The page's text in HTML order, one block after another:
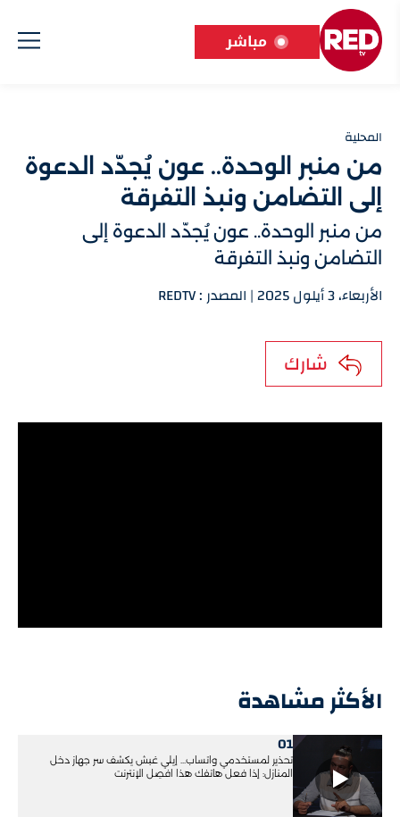
مباشر
المحلية
من منبر الوحدة.. عون يُجدّد الدعوة
إلى التضامن ونبذ التفرقة
من منبر الوحدة.. عون يُجدّد الدعوة إلى
التضامن ونبذ التفرقة
الأربعاء، 3 أيلول 2025 | المصدر : REDTV
شارك
الأكثر مشاهدة
01
تحذير لمستخدمي واتساب... إيلي غبش يكشف سر جهاز دخل
المنازل: إذا فعل هاتفك هذا افصِل الإنترنت